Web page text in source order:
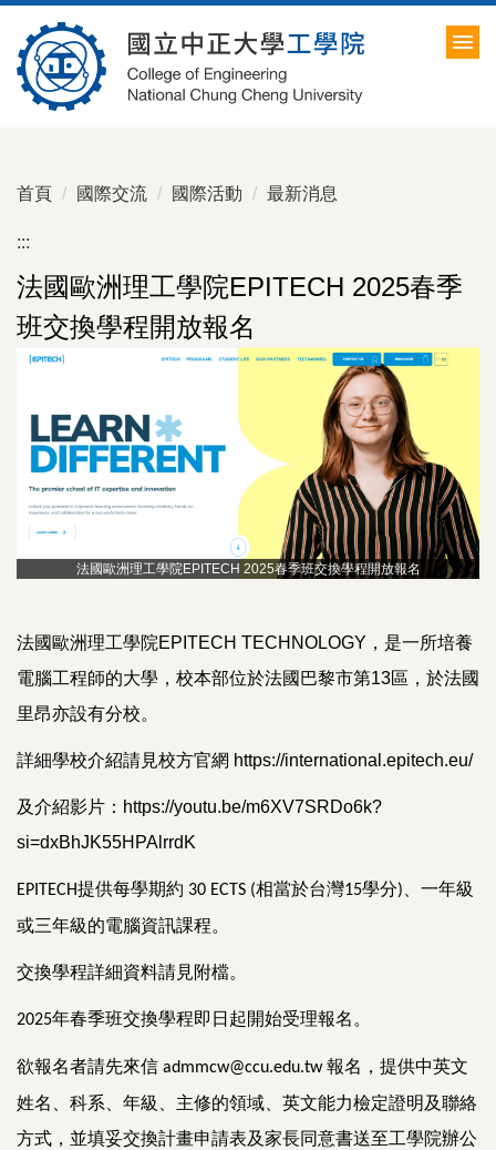
到
主
要
首頁
國際交流 國際活動 最新消息
:::
法國歐洲理工學院EPITECH 2025春季
班交換學程開放報名
法國歐洲理工學院EPITECH 2025春季班交換學程開放報名
法國歐洲理工學院EPITECH TECHNOLOGY，是一所培養
電腦工程師的大學，校本部位於法國巴黎市第13區，於法國
里昂亦設有分校。
詳細學校介紹請見校方官網 https://international.epitech.eu/
及介紹影片：https://youtu.be/m6XV7SRDo6k?
si=dxBhJK55HPAlrrdK
EPITECH提供每學期約 30 ECTS (相當於台灣15學分)、一年級
或三年級的電腦資訊課程。
交換學程詳細資料請見附檔。
2025年春季班交換學程即日起開始受理報名。
欲報名者請先來信 admmcw@ccu.edu.tw報名，提供中英文
姓名、科系、年級、主修的領域、英文能力檢定證明及聯絡
方式，並填妥交換計畫申請表及家長同意書送至工學院辦公